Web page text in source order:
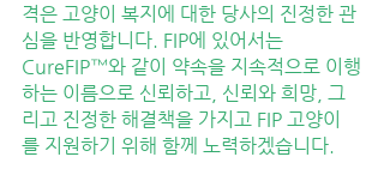
격은 고양이 복지에 대한 당사의 진정한 관
심을 반영합니다. FIP에 있어서는
CureFIP™와 같이 약속을 지속적으로 이행
하는 이름으로 신뢰하고, 신뢰와 희망, 그
리고 진정한 해결책을 가지고 FIP 고양이
를 지원하기 위해 함께 노력하겠습니다.